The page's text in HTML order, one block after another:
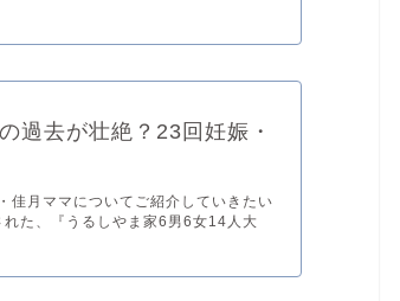
過去が壮絶？23回妊娠・
佳月ママについてご紹介していきたい
た、『うるしやま家6男6女14人大